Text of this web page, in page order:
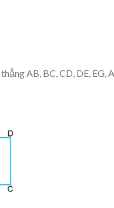
AB, BC, CD, DE,